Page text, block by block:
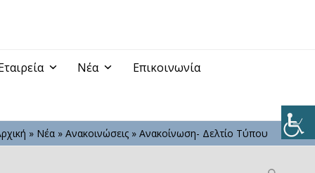
Νέα Επικοινωνία
» Νέα» Ανακοινώσεις» Ανακοίνωση- Δελτίο Τύπου